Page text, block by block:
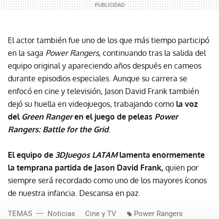
El actor también fue uno de los que más tiempo participó
en la saga Power Rangers, continuando tras la salida del
equipo original y apareciendo años después en cameos
durante episodios especiales. Aunque su carrera se
enfocó en cine y televisión, Jason David Frank también
dejó su huella en videojuegos, trabajando como la voz
del Green Rangeren el juego de peleas Power
Rangers: Battle for the Grid.
El equipo de 3DJuegos LATAMlamenta enormemente
la temprana partida de Jason David Frank, quien por
siempre será recordado como uno de los mayores íconos
de nuestra infancia. Descansa en paz.
TEMAS Noticias Cine y TV Power Rangers